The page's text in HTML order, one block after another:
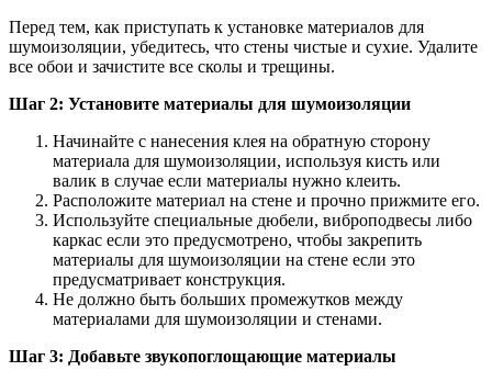
Перед тем, как приступать к установке материалов для
шумоизоляции, убедитесь, что стены чистые и сухие. Удалите
все обои и зачистите все сколы и трещины.
Шаг 2: Установите материалы для шумоизоляции
Начинайте с нанесения клея на обратную сторону
материала для шумоизоляции, используя кисть или
валик в случае если материалы нужно клеить.
Расположите материал на стене и прочно прижмите его.
Используйте специальные дюбели, виброподвесы либо
каркас если это предусмотрено, чтобы закрепить
материалы для шумоизоляции на стене если это
предусматривает конструкция.
Не должно быть больших промежутков между
материалами для шумоизоляции и стенами.
Шаг 3: Добавьте звукопоглощающие материалы